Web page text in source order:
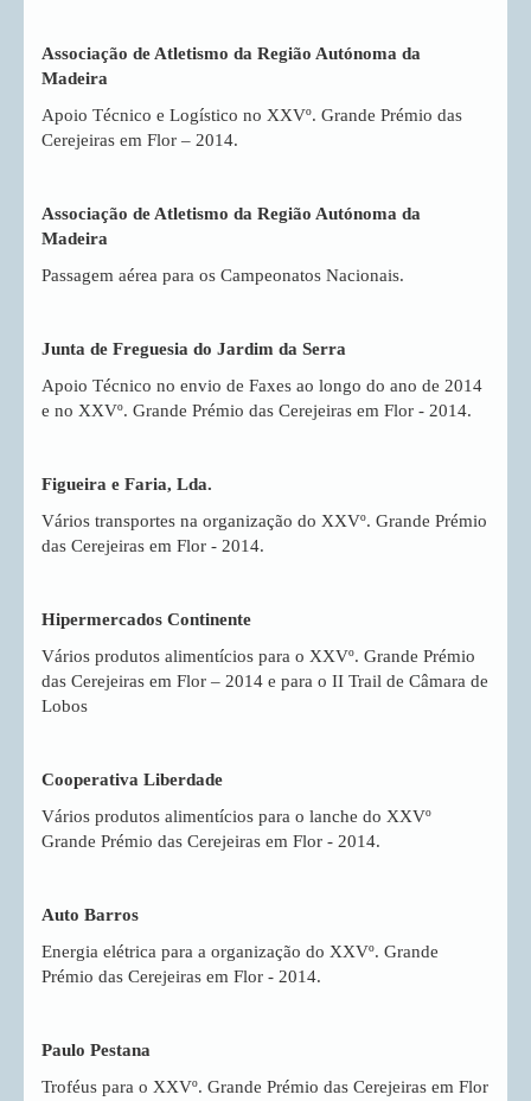
Associação de Atletismo da Região Autónoma da
Madeira
Apoio Técnico e Logístico no XXVº. Grande Prémio das
Cerejeiras em Flor – 2014.
Associação de Atletismo da Região Autónoma da
Madeira
Passagem aérea para os Campeonatos Nacionais.
Junta de Freguesia do Jardim da Serra
Apoio Técnico no envio de Faxes ao longo do ano de 2014
e no XXVº. Grande Prémio das Cerejeiras em Flor - 2014.
Figueira e Faria, Lda.
Vários transportes na organização do XXVº. Grande Prémio
das Cerejeiras em Flor - 2014.
Hipermercados Continente
Vários produtos alimentícios para o XXVº. Grande Prémio
das Cerejeiras em Flor – 2014 e para o II Trail de Câmara de
Lobos
Cooperativa Liberdade
Vários produtos alimentícios para o lanche do XXVº
Grande Prémio das Cerejeiras em Flor - 2014.
Auto Barros
Energia elétrica para a organização do XXVº. Grande
Prémio das Cerejeiras em Flor - 2014.
Paulo Pestana
Troféus para o XXVº. Grande Prémio das Cerejeiras em Flor